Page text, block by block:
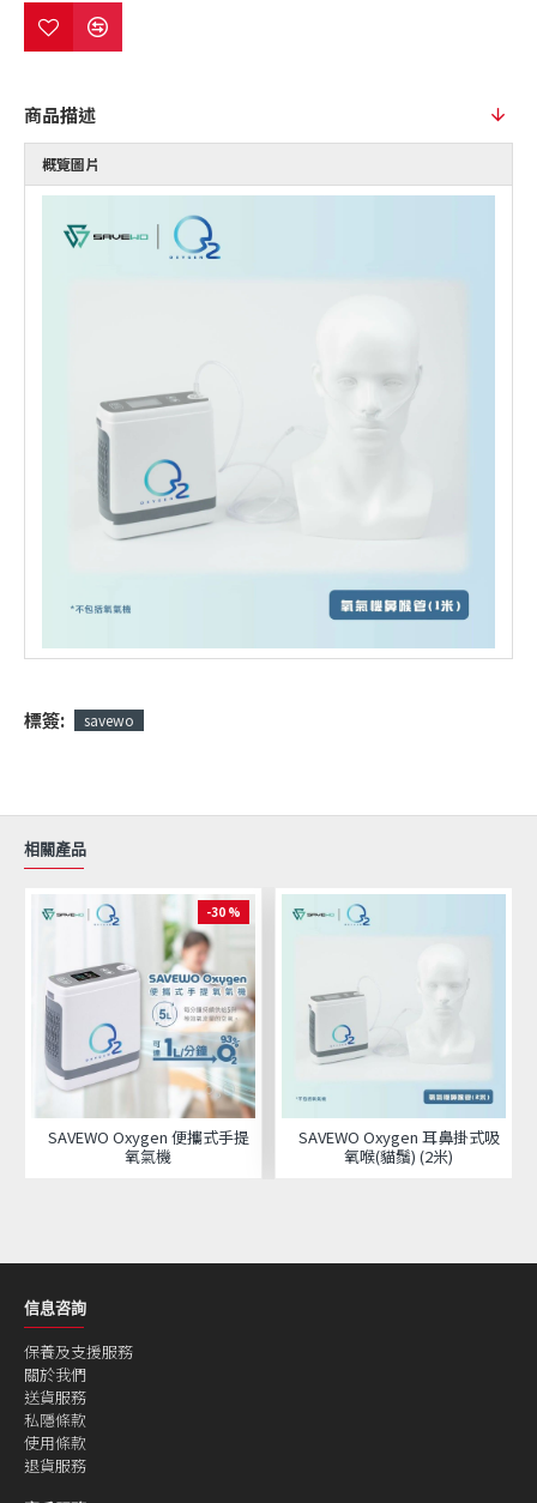
商品描述
概覽圖片
標簽: savewo
相關產品
-30 %
SAVEWO Oxygen 便攜式手提
氧氣機
SAVEWO Oxygen 耳鼻掛式吸
氧喉(貓鬚) (2米)
信息咨詢
保養及支援服務
關於我們
送貨服務
私隱條款
使用條款
退貨服務